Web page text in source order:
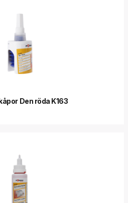
Den röda K163